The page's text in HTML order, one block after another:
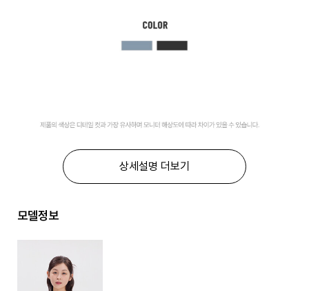
상세설명 더보기
모델정보